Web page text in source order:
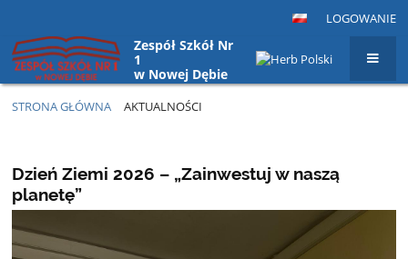
LOGOWANIE
Zespół Szkół Nr
1
w Nowej Dębie
STRONA GŁÓWNA AKTUALNOŚCI
Dzień Ziemi 2026 – „Zainwestuj w naszą
planetę”